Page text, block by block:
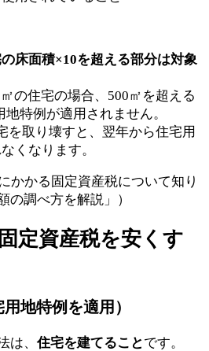
床面積×10を超える部分は対象
の住宅の場合、500㎡を超える
特例が適用されません。
を取り壊すと、翌年から住宅用
くなります。
にかかる固定資産税について知り
の調べ方を解説」）
定資産税を安くす
地特例を適用）
は、住宅を建てることです。